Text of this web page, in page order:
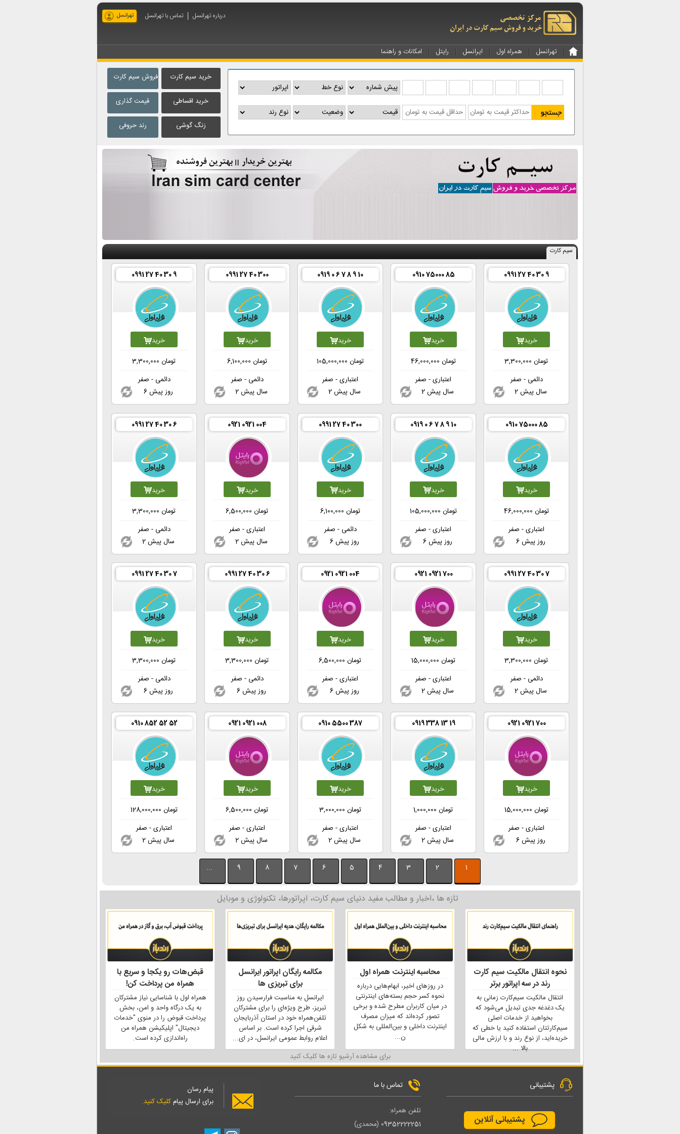
تهرانسل درباره تهرانسل تماس با تهرانسل
تهرانسل همراه اول ایرانسل رایتل امکانات و راهنما
فروش سیم کارت
قیمت گذاری
رند حروفی
خرید سیم کارت
خرید اقساطی
زنگ گوشی
سیم کارت
0991 27 40 30 9
خرید
3,300,000تومان
دائمی - صفر
2 سال پیش
0910 75000 85
خرید
46,000,000 تومان
اعتباری - صفر
2 سال پیش
0919 0 6 7 8 9 10
خرید
105,000,000 تومان
اعتباری - صفر
2 سال پیش
0991 27 40 300
خرید
6,100,000 تومان
دائمی - صفر
2 سال پیش
0991 27 40 30 9
خرید
3,300,000تومان
دائمی - صفر
6 روز پیش
0910 75000 85
خرید
46,000,000 تومان
اعتباری - صفر
6 روز پیش
0919 0 6 7 8 9 10
خرید
105,000,000 تومان
اعتباری - صفر
6 روز پیش
0991 27 40 300
خرید
6,100,000 تومان
دائمی - صفر
6 روز پیش
0921 0921 004
خرید
6,500,000تومان
اعتباری - صفر
2 سال پیش
0991 27 40 30 6
خرید
3,300,000تومان
دائمی - صفر
2 سال پیش
0991 27 40 30 7
خرید
3,300,000تومان
دائمی - صفر
2 سال پیش
0921 0921 700
خرید
15,000,000 تومان
اعتباری - صفر
2 سال پیش
0921 0921 004
خرید
6,500,000تومان
اعتباری - صفر
6 روز پیش
0991 27 40 30 6
خرید
3,300,000تومان
دائمی - صفر
6 روز پیش
0991 27 40 30 7
خرید
3,300,000تومان
دائمی - صفر
6 روز پیش
0921 0921 700
خرید
15,000,000 تومان
اعتباری - صفر
6 روز پیش
0919 338 13 19
خرید
1,000,000تومان
اعتباری - صفر
2 سال پیش
0910 5500 387
خرید
3,000,000 تومان
اعتباری - صفر
2 سال پیش
0921 0921 008
خرید
6,500,000تومان
اعتباری - صفر
2 سال پیش
0910 852 52 52
خرید
128,000,000 تومان
اعتباری - صفر
2 سال پیش
1
2
3
4
5
6
7
8
9
...
تازه ها ،اخبار و مطالب مفید دنیای سیم کارت، اپراتورها، تکنولوژی و موبایل
نحوه انتقال مالکیت سیم کارت
رند در سه اپراتور برتر
انتقال مالکیت سیم‌کارت زمانی به
یک دغدغه جدی تبدیل می‌شود که
بخواهید از خدمات اصلی
سیم‌کارتتان استفاده کنید یا خطی که
خریده‌اید، از نوع رند و با ارزش مالی
بالا...
محاسبه اینترنت همراه اول
در روزهای اخیر، ابهام‌هایی درباره
نحوه کسر حجم بسته‌های اینترنتی
در میان کاربران مطرح شده و برخی
تصور کرده‌اند که میزان مصرف
اینترنت داخلی و بین‌المللی به شکل
ن...
مکالمه رایگان اپراتور ایرانسل
برای تبریزی ها
ایرانسل به مناسبت فرارسیدن روز
تبریز، طرح ویژه‌ای را برای مشترکان
تلفن‌همراه خود در استان آذربایجان
شرقی اجرا کرده است. بر اساس
اعلام روابط عمومی ایرانسل، در ای...
قبض‌هات رو یکجا و سریع با
همراه من پرداخت کن!
همراه اول با شناسایی نیاز مشترکان
به یک درگاه واحد و امن، بخش
پرداخت قبوض را در منوی "خدمات
دیجیتال" اپلیکیشن همراه من
راه‌اندازی کرده است.
برای مشاهده آرشیو تازه ها کلیک کنید
پشتیبانی
پشتیبانی آنلاین
تماس با ما
تلفن همراه:
09352222251 (محمدی)
پیام رسان
برای ارسال پیامکلیک کنید.